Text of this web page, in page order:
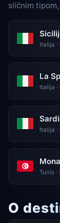
sličnim
Italija
La
Italija
Italija
Tunis ·
O